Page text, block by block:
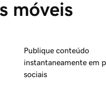
móveis
Publique conteúdo
instantaneamente em
sociais